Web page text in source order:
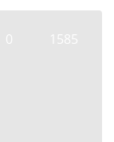
0 1585